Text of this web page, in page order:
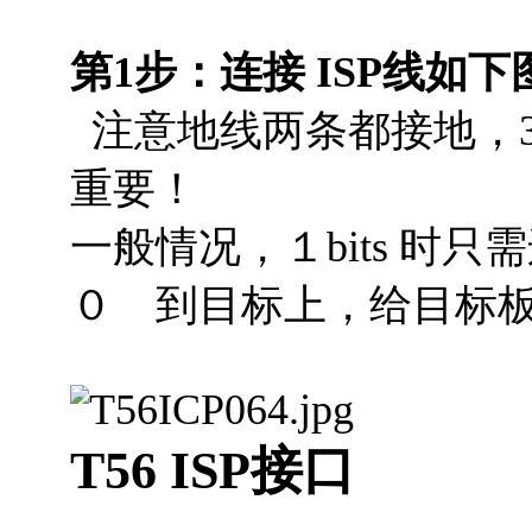
第1步：连接 ISP线如
注意地线两条都接地
重要！
一般情况，１bits 时只
０ 到目标上，给目标
T56 ISP接口